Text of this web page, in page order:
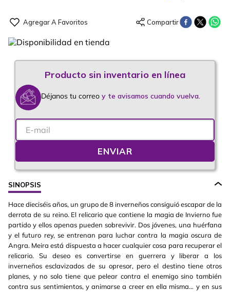
Déjanos tu correo y te avisamos cuando vuelva.
ENVIAR
SINOPSIS
Hace dieciséis años, un grupo de 8 inverneños consiguió escapar de la
derrota de su reino. El relicario que contiene la magia de Invierno fue
partido y ellos apenas pueden sobrevivir. Dos jóvenes, una huérfana
y el futuro rey, se entrenan para luchar contra la magia oscura de
Angra. Meira está dispuesta a hacer cualquier cosa para recuperar el
relicario. Su deseo es convertirse en guerrera y liberar a los
inverneños esclavizados de su opresor, pero el destino tiene otros
planes, y no solo tiene que pelear contra el enemigo sino también
contra sus sentimientos, y animarse a creer en ella misma… y en sus